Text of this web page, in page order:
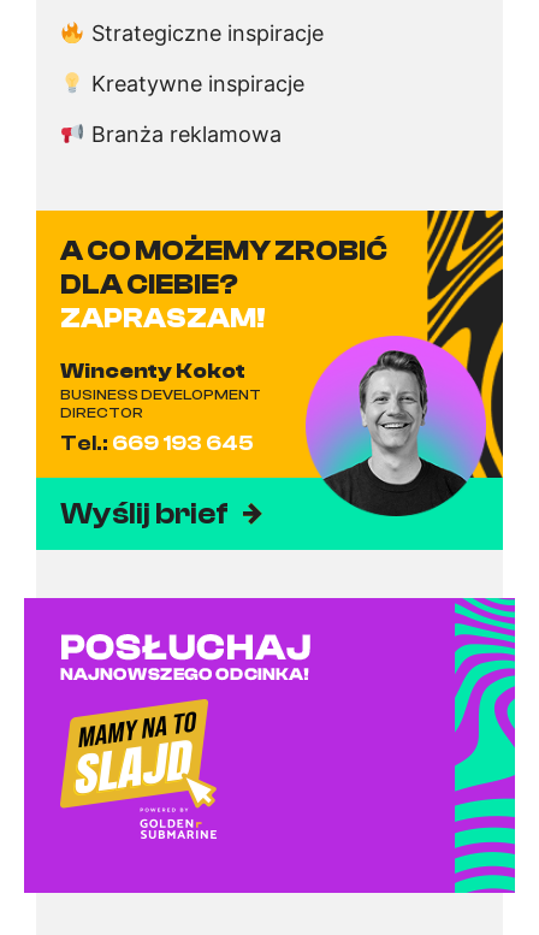
Strategiczne inspiracje
Kreatywne inspiracje
Branża reklamowa
A CO MOŻEMY ZROBIĆ
DLA CIEBIE?
ZAPRASZAM!
Wincenty Kokot
BUSINESS DEVELOPMENT
DIRECTOR
Tel.: 669 193 645
Wyślij brief